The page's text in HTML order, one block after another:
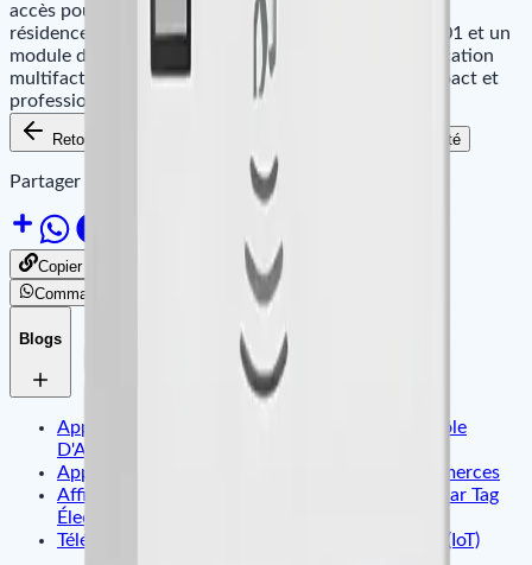
accès pour les bureaux, bâtiments commerciaux et
résidences. Il est livré avec un lecteur de cartes TDA01 et un
module d’empreintes BFP100, offrant une authentification
multifactorielle fiable et flexible dans un design compact et
professionnel.
Retour aux produits Disponibilité
Partager le site sur :
Copier le lien pour partager
Commander par WhatsApp
Blogs
Application D'Identité Intelligente Et De Contrôle
D'Accès
Application De Sécurité Pour Bureaux Et Commerces
Affichage Dynamique Et Gestion De Contenu Par Tag
Électronique
Télématique Embarquée & Internet Des Objets (IoT)